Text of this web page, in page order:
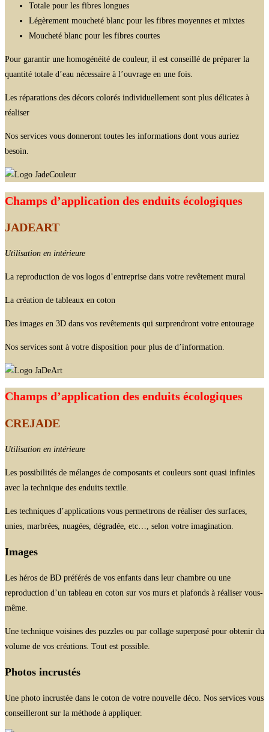
Totale pour les fibres longues
Légèrement moucheté blanc pour les fibres moyennes et mixtes
Moucheté blanc pour les fibres courtes
Pour garantir une homogénéité de couleur, il est conseillé de préparer la
quantité totale d’eau nécessaire à l’ouvrage en une fois.
Les réparations des décors colorés individuellement sont plus délicates à
réaliser
Nos services vous donneront toutes les informations dont vous auriez
besoin.
Champs d’application des enduits écologiques
JADEART
Utilisation en intérieure
La reproduction de vos logos d’entreprise dans votre revêtement mural
La création de tableaux en coton
Des images en 3D dans vos revêtements qui surprendront votre entourage
Nos services sont à votre disposition pour plus de d’information.
Champs d’application des enduits écologiques
CREJADE
Utilisation en intérieure
Les possibilités de mélanges de composants et couleurs sont quasi infinies
avec la technique des enduits textile.
Les techniques d’applications vous permettrons de réaliser des surfaces,
unies, marbrées, nuagées, dégradée, etc…, selon votre imagination.
Images
Les héros de BD préférés de vos enfants dans leur chambre ou une
reproduction d’un tableau en coton sur vos murs et plafonds à réaliser vous-
même.
Une technique voisines des puzzles ou par collage superposé pour obtenir du
volume de vos créations. Tout est possible.
Photos incrustés
Une photo incrustée dans le coton de votre nouvelle déco. Nos services vous
conseilleront sur la méthode à appliquer.